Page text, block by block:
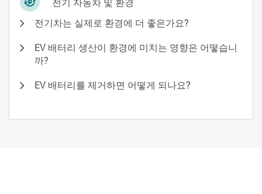
전기 자동차 및 환경
전기차는 실제로 환경에 더 좋은가요?
EV 배터리 생산이 환경에 미치는 영향은 어떻습니
까?
EV 배터리를 제거하면 어떻게 되나요?